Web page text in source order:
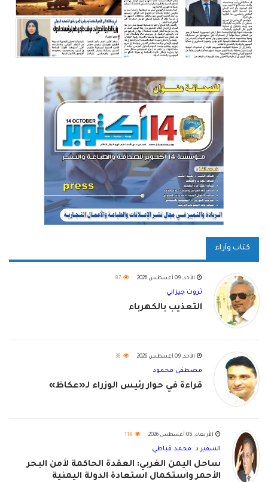
كتاب وآراء
الأحد, 09 أغسطس 2026 87
ثروت جيزاني
التعذيب بالكهرباء
الأحد, 09 أغسطس 2026 38
مصطفى محمود
قراءة في حوار رئيس الوزراء لـ«عكاظ»
الأربعاء, 05 أغسطس 2026 119
السفير د. محمد قباطي
ساحل اليمن الغربي: العقدة الحاكمة لأمن البحر
الأحمر واستكمال استعادة الدولة اليمنية